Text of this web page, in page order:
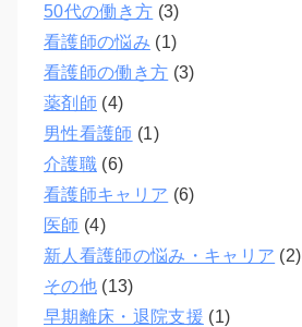
50代の働き方 (3)
看護師の悩み (1)
看護師の働き方 (3)
薬剤師 (4)
男性看護師 (1)
介護職(6)
看護師キャリア (6)
医師 (4)
新人看護師の悩み・キャリア (2)
その他(13)
早期離床・退院支援 (1)